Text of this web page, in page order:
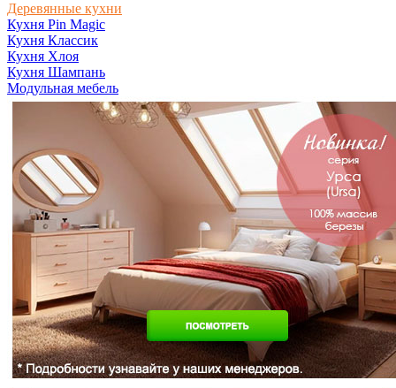
Деревянные кухни
Кухня Pin Magic
Кухня Классик
Кухня Хлоя
Кухня Шампань
Модульная мебель